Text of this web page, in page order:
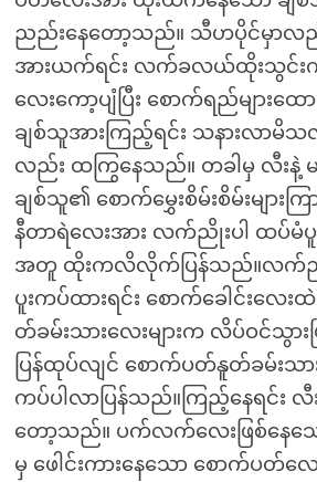
ညည်းနေတော့သည်။ သီဟပိုင်မှာလ
အားယက်ရင်း လက်ခလယ်ထိုးသွင်းကာ
လေးကော့ပျံပြီး စောက်ရည်များထေ
ချစ်သူအားကြည့်ရင်း သနားလာမိသ
လည်း ထကြွနေသည်။ တခါမှ လီးနဲ့
ချစ်သူ၏ စောက်မွှေးစိမ်းစိမ်းများက
နီတာရဲလေးအား လက်ညိုးပါ ထပ်
အတူ ထိုးကလိလိုက်ပြန်သည်။လက်
ပူးကပ်ထားရင်း စောက်ခေါင်းလေ
တ်ခမ်းသားလေးများက လိပ်ဝင်သွာ
ပြန်ထုပ်လျင် စောက်ပတ်နူတ်ခမ်းသား
ကပ်ပါလာပြန်သည်။ကြည့်နေရင်း လီ
တော့သည်။ ပက်လက်လေးဖြစ်နေသော
မှ ဖေါင်းကားနေသော စောက်ပတ်လ